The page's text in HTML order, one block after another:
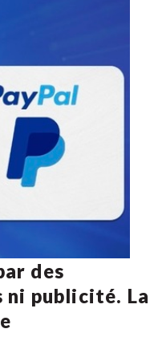
des
ni publicité. La